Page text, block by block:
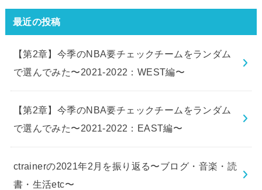
最近の投稿
【第2章】今季のNBA要チェックチームをランダム
で選んでみた〜2021-2022：WEST編〜
【第2章】今季のNBA要チェックチームをランダム
で選んでみた〜2021-2022：EAST編〜
ctrainerの2021年2月を振り返る〜ブログ・音楽・読
書・生活etc〜